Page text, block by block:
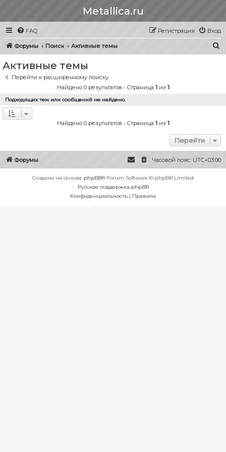
Metallica.ru
FAQ Вход
Регистрация
Форумы Поиск Активные темы
Активные темы
Перейти к расширенному поиску
Найдено 0 результатов • Страница 1из 1
Подходящих тем или сообщений не найдено.
Найдено 0 результатов • Страница 1из 1
Перейти
Форумы Часовой пояс: UTC+03:00
Создано на основе phpBB® Forum Software © phpBB Limited
Русская поддержка phpBB
Конфиденциальность | Правила